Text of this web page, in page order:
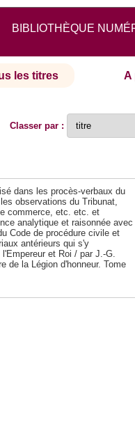
BIBLIOTHÈQUE
les titres A
Classer par :
dans les procès-verbaux du
observations du Tribunat,
commerce, etc. etc. et
analytique et raisonnée avec
Code de procédure civile et
antérieurs qui s'y
et Roi / par J.-G.
de la Légion d'honneur. Tome